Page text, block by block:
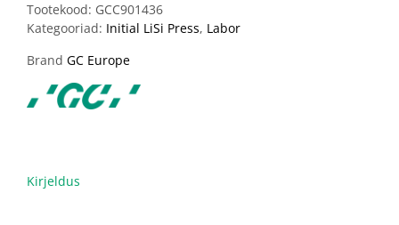
Tootekood: GCC901436
Kategooriad: Initial LiSi Press, Labor
Brand GC Europe
Kirjeldus